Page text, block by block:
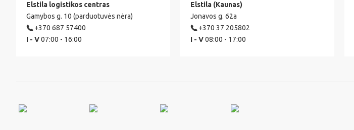
Elstila logistikos centras
Gamybos g. 10 (parduotuvės nėra)
+370 687 57400
I - V07:00 - 16:00
Elstila (Kaunas)
Jonavos g. 62a
+370 37 205802
I - V08:00 - 17:00